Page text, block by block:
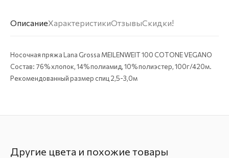
ОписаниеХарактеристикиОтзывыСкидки!
Носочная пряжа Lana Grossa MEILENWEIT 100 COTONE VEGANO
Состав: 76% хлопок, 14% полиамид, 10% полиэстер, 100г/420м.
Рекомендованный размер спиц 2,5-3,0м
Другие цвета и похожие товары